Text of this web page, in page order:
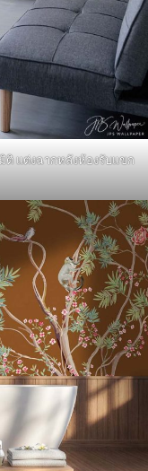
ติ แต่งฉากหลังห้องรับแขก